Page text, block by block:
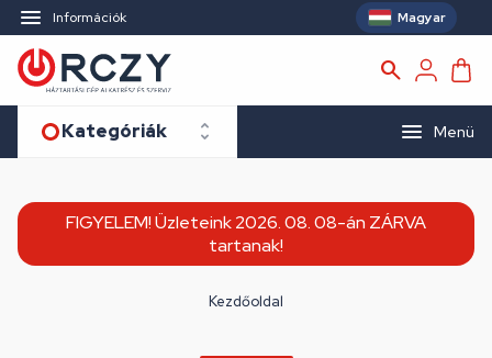
Információk Magyar
Kategóriák Menü
FIGYELEM! Üzleteink 2026. 08. 08-án ZÁRVA
tartanak!
Kezdőoldal